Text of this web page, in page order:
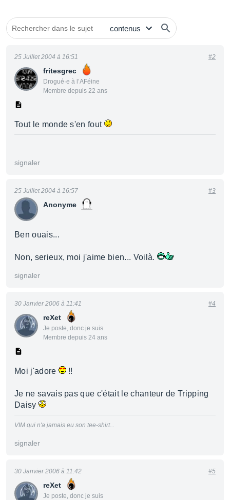
fritesgrec
Drogué·e à l’AFéine
Membre depuis 22 ans
25 Juillet 2004 à 16:51 #2
Tout le monde s'en fout
signaler
Anonyme
25 Juillet 2004 à 16:57 #3
Ben ouais...
Non, serieux, moi j'aime bien... Voilà.
signaler
reXet
Je poste, donc je suis
Membre depuis 24 ans
30 Janvier 2006 à 11:41 #4
Moi j'adore !!
Je ne savais pas que c'était le chanteur de Tripping
Daisy
VIM qui n'a jamais eu son tee-shirt...
signaler
reXet
Je poste, donc je suis
30 Janvier 2006 à 11:42 #5